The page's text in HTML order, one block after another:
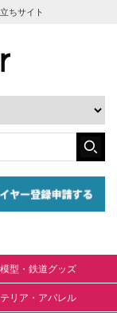
ちサイト
型・鉄道グッズ
リア・アパレル